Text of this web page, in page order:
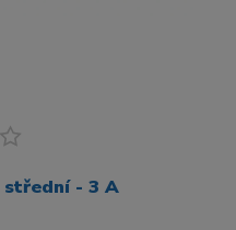
střední - 3 A